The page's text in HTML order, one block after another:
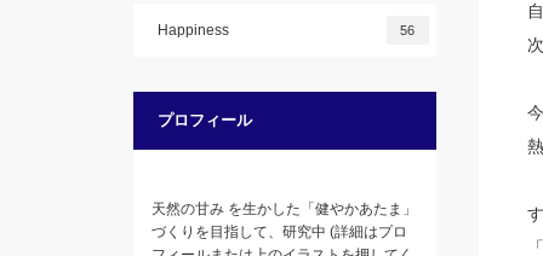
Happiness 56
プロフィール
天然の甘み を生かした「健やかあたま」
づくりを目指して、研究中 (詳細はプロ